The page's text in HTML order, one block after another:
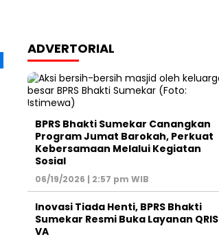
ADVERTORIAL
BPRS Bhakti Sumekar Canangkan
Program Jumat Barokah, Perkuat
Kebersamaan Melalui Kegiatan
Sosial
06/19/2026 | 2:57 pm WIB
Inovasi Tiada Henti, BPRS Bhakti
Sumekar Resmi Buka Layanan QRIS
VA